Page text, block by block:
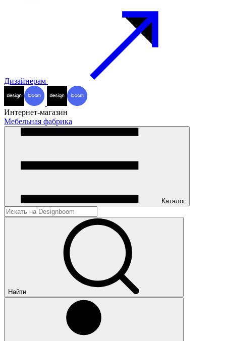
Дизайнерам
Интернет-магазин
Мебельная фабрика
Каталог
Найти